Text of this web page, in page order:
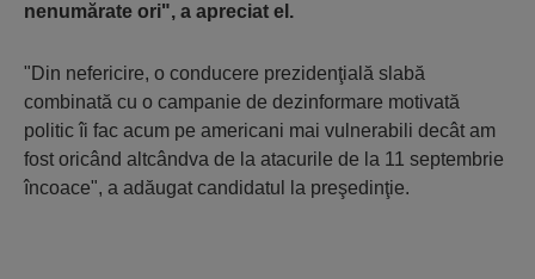
nenumărate ori", a apreciat el.
"Din nefericire, o conducere prezidenţială slabă
combinată cu o campanie de dezinformare motivată
politic îi fac acum pe americani mai vulnerabili decât am
fost oricând altcândva de la atacurile de la 11 septembrie
încoace", a adăugat candidatul la preşedinţie.